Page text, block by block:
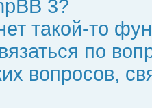
3?
такой-то
по
вопросов,